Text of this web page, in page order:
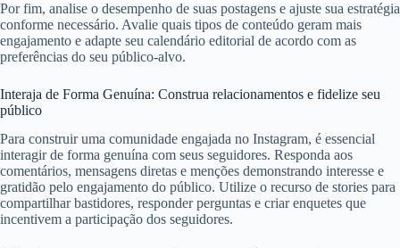
Por fim, analise o desempenho de suas postagens e ajuste sua estratégia
conforme necessário. Avalie quais tipos de conteúdo geram mais
engajamento e adapte seu calendário editorial de acordo com as
preferências do seu público-alvo.
Interaja de Forma Genuína: Construa relacionamentos e fidelize seu
público
Para construir uma comunidade engajada no Instagram, é essencial
interagir de forma genuína com seus seguidores. Responda aos
comentários, mensagens diretas e menções demonstrando interesse e
gratidão pelo engajamento do público. Utilize o recurso de stories para
compartilhar bastidores, responder perguntas e criar enquetes que
incentivem a participação dos seguidores.